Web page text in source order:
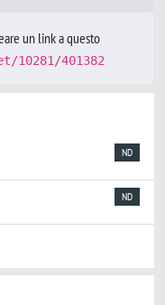
un link a questo
401382
ND
ND